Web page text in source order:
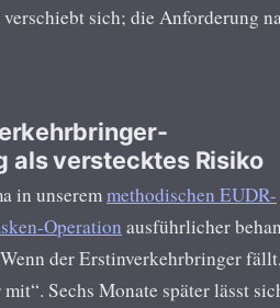
sich; die Anforderung
als verstecktes Risiko
in unseremmethodischen EUDR-
Operation ausführlicher
der Erstinverkehrbringer
Sechs Monate später lässt